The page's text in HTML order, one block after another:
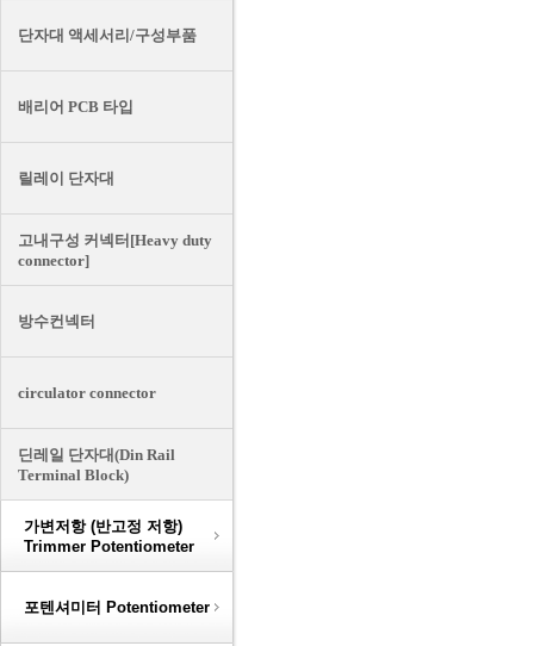
단자대 액세서리/구성부품
배리어 PCB 타입
릴레이 단자대
고내구성 커넥터[Heavy duty
connector]
방수컨넥터
circulator connector
딘레일 단자대(Din Rail
Terminal Block)
가변저항 (반고정 저항)
Trimmer Potentiometer
포텐셔미터 Potentiometer